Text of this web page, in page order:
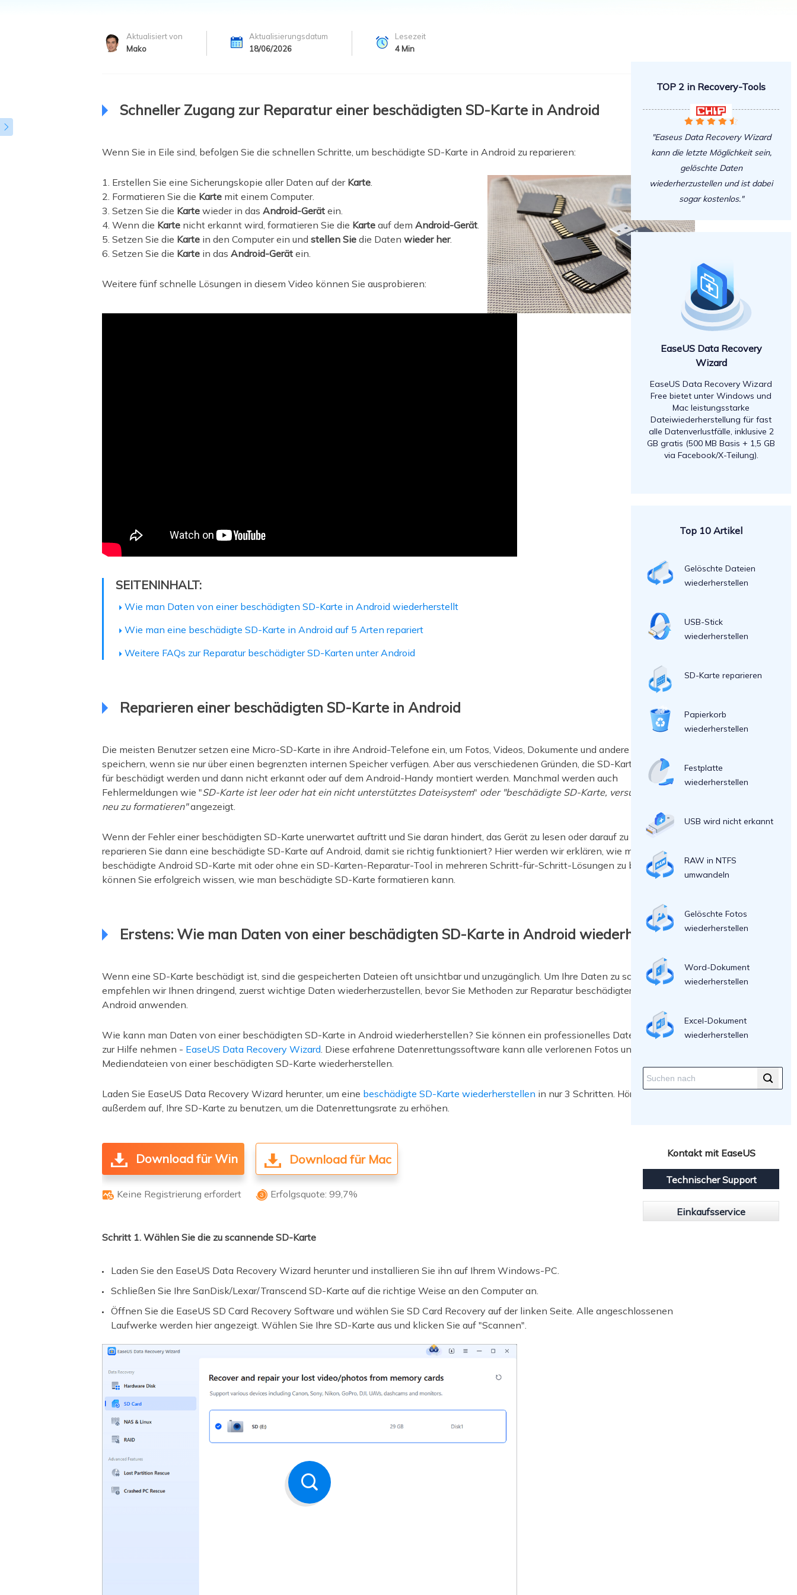
Professionelle Datenrettungsdienste
Email Recovery
Outlook E-Mail wiederherstellen
MS SQL Recovery
MS SQL-Datenbank wiederherstellen
Audio Tools
EaseUS VoiceWave
Stimme in Echtzeit ändern
Ringtone Editor
Klingeltöne für iPhone erstellen
Vocal Remover (Online)
Gesang kostenlos online entfernen

Aktualisiert von
Mako
Aktualisierungsdatum
18/06/2026
Lesezeit
4 Min
Schneller Zugang zur Reparatur einer beschädigten SD-Karte in Android
Wenn Sie in Eile sind, befolgen Sie die schnellen Schritte, um beschädigte SD-Karte in Android zu reparieren:
1. Erstellen Sie eine Sicherungskopie aller Daten auf der Karte.
2. Formatieren Sie die Karte mit einem Computer.
3. Setzen Sie die Karte wieder in das Android-Gerät ein.
4. Wenn die Karte nicht erkannt wird, formatieren Sie die Karte auf dem Android-Gerät.
5. Setzen Sie die Karte in den Computer ein und stellen Sie die Daten wieder her.
6. Setzen Sie die Karte in das Android-Gerät ein.
Weitere fünf schnelle Lösungen in diesem Video können Sie ausprobieren:
SEITENINHALT:
Wie man Daten von einer beschädigten SD-Karte in Android wiederherstellt
Wie man eine beschädigte SD-Karte in Android auf 5 Arten repariert
Weitere FAQs zur Reparatur beschädigter SD-Karten unter Android
Reparieren einer beschädigten SD-Karte in Android
Die meisten Benutzer setzen eine Micro-SD-Karte in ihre Android-Telefone ein, um Fotos, Videos, Dokumente und andere Dateien zu
speichern, wenn sie nur über einen begrenzten internen Speicher verfügen. Aber aus verschiedenen Gründen, die SD-Karte ist anfällig
für beschädigt werden und dann nicht erkannt oder auf dem Android-Handy montiert werden. Manchmal werden auch
Fehlermeldungen wie "SD-Karte ist leer oder hat ein nicht unterstütztes Dateisystem" oder "beschädigte SD-Karte, versuchen Sie sie
neu zu formatieren"angezeigt.
Wenn der Fehler einer beschädigten SD-Karte unerwartet auftritt und Sie daran hindert, das Gerät zu lesen oder darauf zu schreiben, wie
reparieren Sie dann eine beschädigte SD-Karte auf Android, damit sie richtig funktioniert? Hier werden wir erklären, wie man
beschädigte Android SD-Karte mit oder ohne ein SD-Karten-Reparatur-Tool in mehreren Schritt-für-Schritt-Lösungen zu beheben, dann
können Sie erfolgreich wissen, wie man beschädigte SD-Karte formatieren kann.
Erstens: Wie man Daten von einer beschädigten SD-Karte in Android wiederherstellt
Wenn eine SD-Karte beschädigt ist, sind die gespeicherten Dateien oft unsichtbar und unzugänglich. Um Ihre Daten zu schützen,
empfehlen wir Ihnen dringend, zuerst wichtige Daten wiederherzustellen, bevor Sie Methoden zur Reparatur beschädigter SD-Karten in
Android anwenden.
Wie kann man Daten von einer beschädigten SD-Karte in Android wiederherstellen? Sie können ein professionelles Datenrettungstool
zur Hilfe nehmen - EaseUS Data Recovery Wizard. Diese erfahrene Datenrettungssoftware kann alle verlorenen Fotos und andere
Mediendateien von einer beschädigten SD-Karte wiederherstellen.
Laden Sie EaseUS Data Recovery Wizard herunter, um eine beschädigte SD-Karte wiederherstellen in nur 3 Schritten. Hören Sie
außerdem auf, Ihre SD-Karte zu benutzen, um die Datenrettungsrate zu erhöhen.
Download für Win
 Keine Registrierung erfordert
Download für Mac
 Erfolgsquote: 99,7%
Schritt 1. Wählen Sie die zu scannende SD-Karte
Laden Sie den EaseUS Data Recovery Wizard herunter und installieren Sie ihn auf Ihrem Windows-PC.
Schließen Sie Ihre SanDisk/Lexar/Transcend SD-Karte auf die richtige Weise an den Computer an.
Öffnen Sie die EaseUS SD Card Recovery Software und wählen Sie SD Card Recovery auf der linken Seite. Alle angeschlossenen
Laufwerke werden hier angezeigt. Wählen Sie Ihre SD-Karte aus und klicken Sie auf "Scannen".
TOP 2 in Recovery-Tools

    
"Easeus Data Recovery Wizard
kann die letzte Möglichkeit sein,
gelöschte Daten
wiederherzustellen und ist dabei
sogar kostenlos."
EaseUS Data Recovery
Wizard
EaseUS Data Recovery Wizard
Free bietet unter Windows und
Mac leistungsstarke
Dateiwiederherstellung für fast
alle Datenverlustfälle, inklusive 2
GB gratis (500 MB Basis + 1,5 GB
via Facebook/X-Teilung).
Top 10 Artikel
Gelöschte Dateien
wiederherstellen
USB-Stick
wiederherstellen
SD-Karte reparieren
Papierkorb
wiederherstellen
Festplatte
wiederherstellen
USB wird nicht erkannt
RAW in NTFS
umwandeln
Gelöschte Fotos
wiederherstellen
Word-Dokument
wiederherstellen
Excel-Dokument
wiederherstellen
Kontakt mit EaseUS
Technischer Support
Einkaufsservice